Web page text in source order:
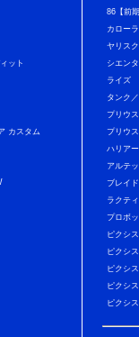
ット
カスタム
86【前
カロー
ヤリス
シエンタ
ライズ
タンク
プリウス
プリウ
ハリアー
アルテ
ブレイド
ラクテ
プロボ
ピクシ
ピクシ
ピクシ
ピクシ
ピクシ